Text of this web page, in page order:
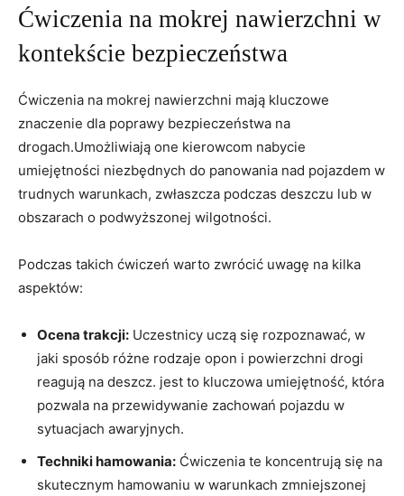
Ćwiczenia na mokrej nawierzchni w
kontekście bezpieczeństwa
Ćwiczenia na mokrej nawierzchni mają kluczowe
znaczenie dla poprawy bezpieczeństwa na
drogach.Umożliwiają one kierowcom nabycie
umiejętności niezbędnych do panowania nad pojazdem w
trudnych warunkach, zwłaszcza podczas deszczu lub w
obszarach o podwyższonej wilgotności.
Podczas takich ćwiczeń warto zwrócić uwagę na kilka
aspektów:
Ocena trakcji: Uczestnicy uczą się rozpoznawać, w
jaki sposób różne rodzaje opon i powierzchni drogi
reagują na deszcz. jest to kluczowa umiejętność, która
pozwala na przewidywanie zachowań pojazdu w
sytuacjach awaryjnych.
Techniki hamowania: Ćwiczenia te koncentrują się na
skutecznym hamowaniu w warunkach zmniejszonej